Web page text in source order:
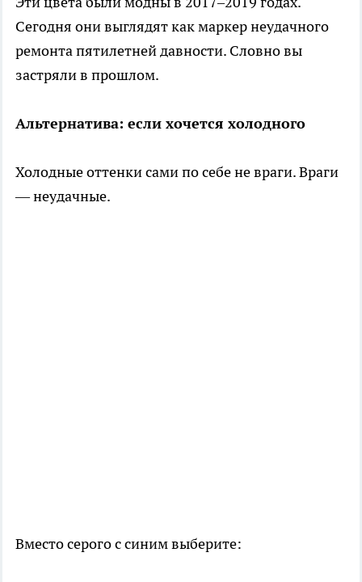
Сегодня они выглядят как маркер неудачного
ремонта пятилетней давности. Словно вы
застряли в прошлом.
Альтернатива: если хочется холодного
Холодные оттенки сами по себе не враги. Враги
— неудачные.
Вместо серого с синим выберите: